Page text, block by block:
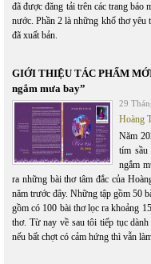
đã được đăng tải trên các trang báo
nước. Phần 2 là những khổ thơ yêu
đã xuất bản.
GIỚI THIỆU TÁC PHẨM
ngắm mưa bay”
29
Hoàng
Năm
tím
ngắm
ra những bài thơ tâm đắc của
năm trước đây. Những tập gồm 50
gồm có 100 bài thơ lọc ra khoảng
thơ. Từ nay về sau tôi tiếp tục
nếu bất chợt có cảm hứng thì vẫn